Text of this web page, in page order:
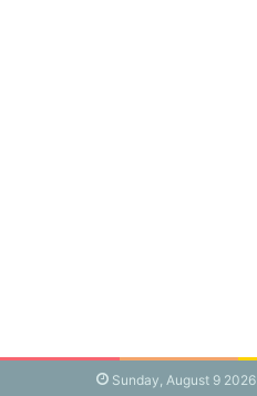
Sunday, August 9 2026